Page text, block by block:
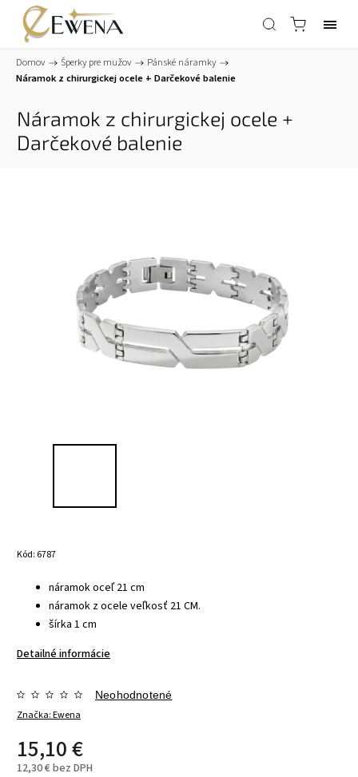
Domov / Šperky pre mužov / Pánské náramky /
Náramok z chirurgickej ocele + Darčekové balenie
Náramok z chirurgickej ocele +
Darčekové balenie
Kód: 6787
náramok oceľ 21 cm
náramok z ocele veľkosť 21 CM.
šírka 1 cm
Detailné informácie
Značka:Ewena
Neohodnotené
15,10 €
12,30 € bez DPH